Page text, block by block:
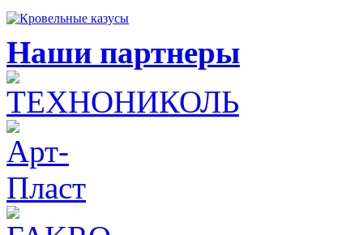
Наши партнеры